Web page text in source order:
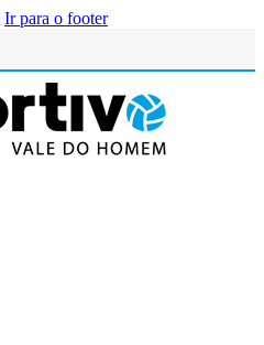
Ir para o footer